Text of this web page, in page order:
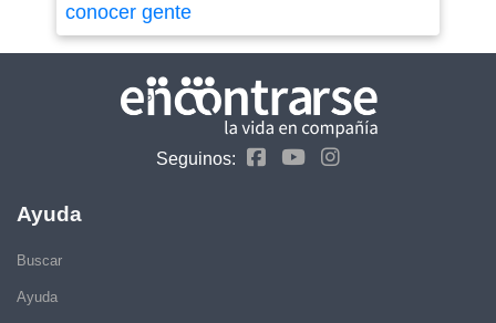
conocer gente
Seguinos:
Ayuda
Buscar
Ayuda